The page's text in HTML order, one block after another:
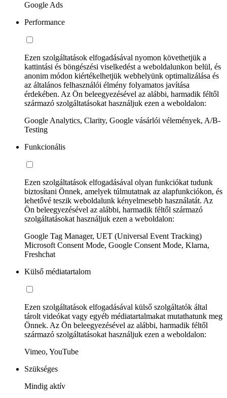
Google Ads
Performance
Ezen szolgáltatások elfogadásával nyomon követhetjük a
kattintási és böngészési viselkedést a weboldalunkon belül, és
anonim módon kiértékelhetjük webhelyünk optimalizálása és
az általános felhasználói élmény folyamatos javítása
érdekében. Az Ön beleegyezésével az alábbi, harmadik féltől
származó szolgáltatásokat használjuk ezen a weboldalon:
Google Analytics, Clarity, Google vásárlói vélemények, A/B-
Testing
Funkcionális
Ezen szolgáltatások elfogadásával olyan funkciókat tudunk
biztosítani Önnek, amelyek túlmutatnak az alapfunkciókon, és
lehetővé teszik weboldalunk kényelmesebb használatát. Az
Ön beleegyezésével az alábbi, harmadik féltől származó
szolgáltatásokat használjuk ezen a weboldalon:
Google Tag Manager, UET (Universal Event Tracking)
Microsoft Consent Mode, Google Consent Mode, Klarna,
Freshchat
Külső médiatartalom
Ezen szolgáltatások elfogadásával külső szolgáltatók által
tárolt videókat vagy egyéb médiatartalmakat mutathatunk meg
Önnek. Az Ön beleegyezésével az alábbi, harmadik féltől
származó szolgáltatásokat használjuk ezen a weboldalon:
Vimeo, YouTube
Szükséges
Mindig aktív